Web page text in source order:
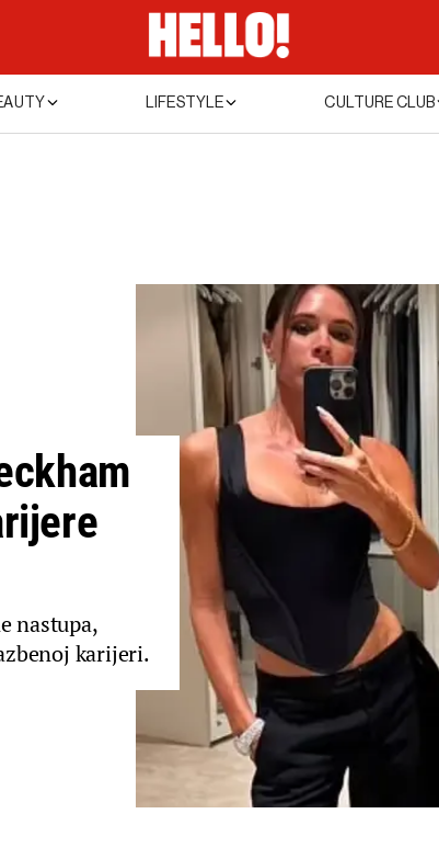
LIFESTYLE CULTURE CLUB
nastupa,
karijeri.